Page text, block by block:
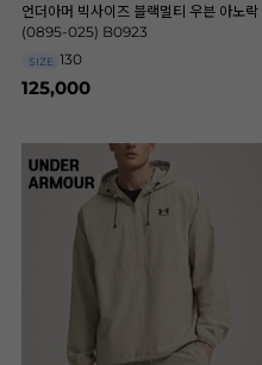
언더아머 빅사이즈 블랙멀티 우븐 아노락
(0895-025) B0923
SIZE 130
125,000